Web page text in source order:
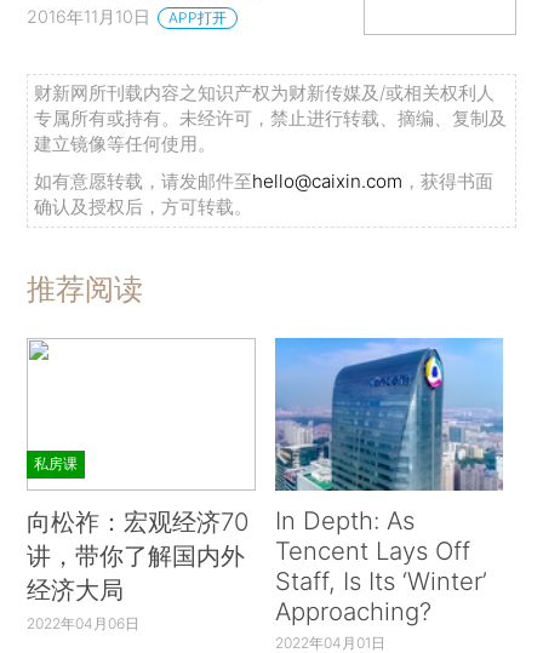
2016年11月10日 APP打开
财新网所刊载内容之知识产权为财新传媒及/或相关权利人
专属所有或持有。未经许可，禁止进行转载、摘编、复制及
建立镜像等任何使用。
如有意愿转载，请发邮件至hello@caixin.com ，获得书面
确认及授权后，方可转载。
推荐阅读
私房课
向松祚：宏观经济70
讲，带你了解国内外
经济大局
2022年04月06日
In Depth: As
Tencent Lays Off
Staff, Is Its ‘Winter’
Approaching?
2022年04月01日